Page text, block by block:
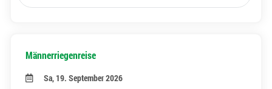
Männerriegenreise
Sa, 19. September 2026